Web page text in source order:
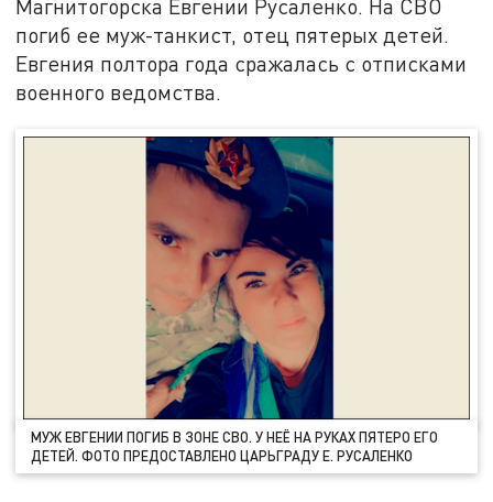
Магнитогорска Евгении Русаленко. На СВО
погиб ее муж-танкист, отец пятерых детей.
Евгения полтора года сражалась с отписками
военного ведомства.
МУЖ ЕВГЕНИИ ПОГИБ В ЗОНЕ СВО. У НЕЁ НА РУКАХ ПЯТЕРО ЕГО
ДЕТЕЙ. ФОТО ПРЕДОСТАВЛЕНО ЦАРЬГРАДУ Е. РУСАЛЕНКО